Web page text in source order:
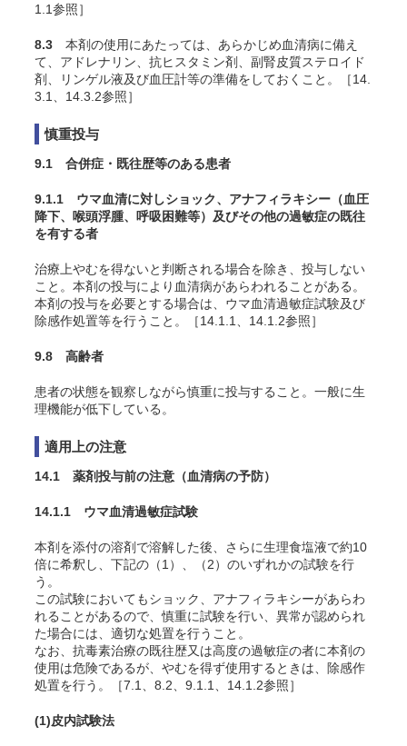
1.1参照］
8.3 本剤の使用にあたっては、あらかじめ血清病に備え
て、アドレナリン、抗ヒスタミン剤、副腎皮質ステロイド
剤、リンゲル液及び血圧計等の準備をしておくこと 。［14.
3.1、14.3.2参照］
慎重投与
9.1 合併症・既往歴等のある患者
9.1.1 ウマ血清に対しショック、アナフィラキシー（血圧
降下、喉頭浮腫、呼吸困難等）及びその他の過敏症の既往
を有する者
治療上やむを得ないと判断される場合を除き、投与しない
こと。本剤の投与により血清病があらわれることがある。
本剤の投与を必要とする場合は、ウマ血清過敏症試験及び
除感作処置等を行うこと 。［14.1.1、14.1.2参照］
9.8 高齢者
患者の状態を観察しながら慎重に投与すること。一般に生
理機能が低下している。
適用上の注意
14.1 薬剤投与前の注意（血清病の予防）
14.1.1 ウマ血清過敏症試験
本剤を添付の溶剤で溶解した後、さらに生理食塩液で約10
倍に希釈し、下記の（1）、（2）のいずれかの試験を行
う。
この試験においてもショック、アナフィラキシーがあらわ
れることがあるので、慎重に試験を行い、異常が認められ
た場合には、適切な処置を行うこと 。
なお、抗毒素治療の既往歴又は高度の過敏症の者に本剤の
使用は危険であるが、やむを得ず使用するときは、除感作
処置を行う。［7.1、8.2、9.1.1、14.1.2参照］
(1)皮内試験法